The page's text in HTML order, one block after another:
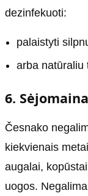
dezinfekuoti:
palaistyti
arba natūraliu
6. Sėjomaina
Česnako
kiekvienais
augalai,
uogos.